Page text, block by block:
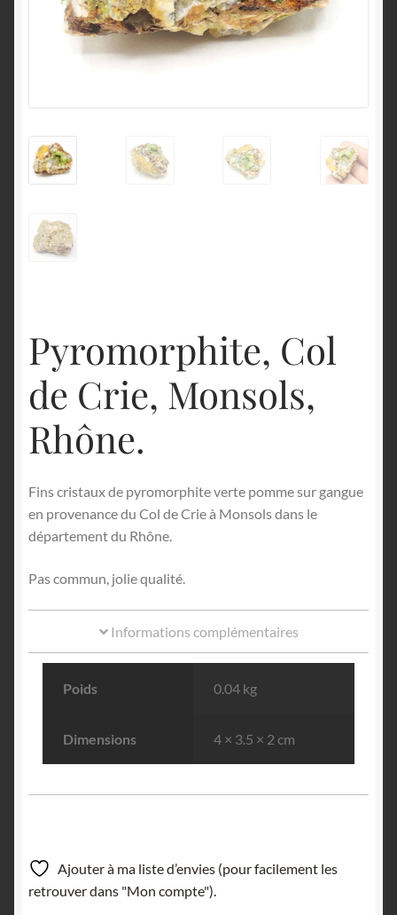
Pyromorphite, Col
de Crie, Monsols,
Rhône.
Fins cristaux de pyromorphite verte pomme sur gangue
en provenance du Col de Crie à Monsols dans le
département du Rhône.
Pas commun, jolie qualité.
Informations complémentaires
Poids 0.04 kg
Dimensions 4 × 3.5 × 2 cm
Ajouter à ma liste d’envies (pour facilement les
retrouver dans "Mon compte").